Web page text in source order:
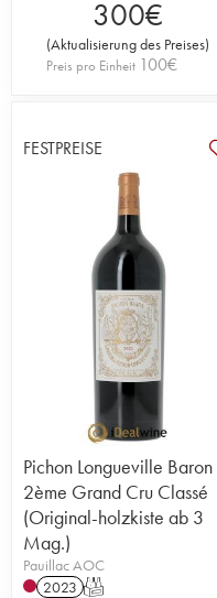
300€
(Aktualisierung des Preises)
Preis pro Einheit 100€
FESTPREISE
Pichon Longueville Baron
2ème Grand Cru Classé
(Original-holzkiste ab 3
Mag.)
Pauillac AOC
2023 T